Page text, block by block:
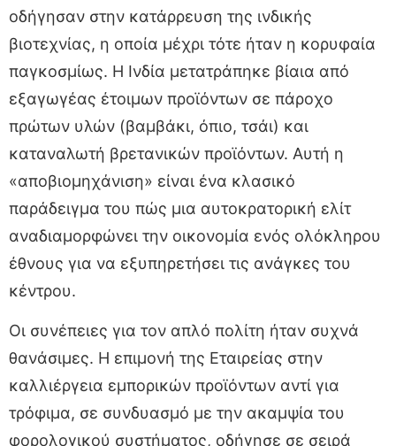
οδήγησαν στην κατάρρευση της ινδικής
βιοτεχνίας, η οποία μέχρι τότε ήταν η κορυφαία
παγκοσμίως. Η Ινδία μετατράπηκε βίαια από
εξαγωγέας έτοιμων προϊόντων σε πάροχο
πρώτων υλών (βαμβάκι, όπιο, τσάι) και
καταναλωτή βρετανικών προϊόντων. Αυτή η
«αποβιομηχάνιση» είναι ένα κλασικό
παράδειγμα του πώς μια αυτοκρατορική ελίτ
αναδιαμορφώνει την οικονομία ενός ολόκληρου
έθνους για να εξυπηρετήσει τις ανάγκες του
κέντρου.
Οι συνέπειες για τον απλό πολίτη ήταν συχνά
θανάσιμες. Η επιμονή της Εταιρείας στην
καλλιέργεια εμπορικών προϊόντων αντί για
τρόφιμα, σε συνδυασμό με την ακαμψία του
φορολογικού συστήματος, οδήγησε σε σειρά